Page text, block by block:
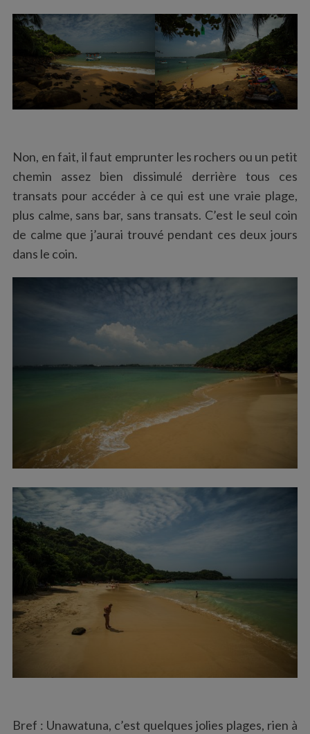
Non, en fait, il faut emprunter les rochers ou un petit
chemin assez bien dissimulé derrière tous ces
transats pour accéder à ce qui est une vraie plage,
plus calme, sans bar, sans transats. C’est le seul coin
de calme que j’aurai trouvé pendant ces deux jours
dans le coin.
Bref : Unawatuna, c’est quelques jolies plages, rien à